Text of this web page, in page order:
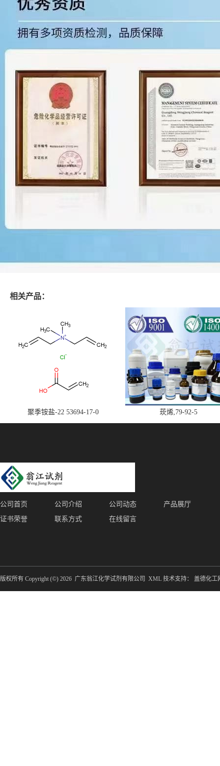
相关产品：
聚季铵盐-22 53694-17-0 莰烯,79-92-5
公司首页 公司介绍 公司动态
产品展厅
证书荣誉
联系方式 在线留言
版权所有 Copyright (©) 2026 广东翁江化学试剂有限公司 XML 技术支持： 盖德化工